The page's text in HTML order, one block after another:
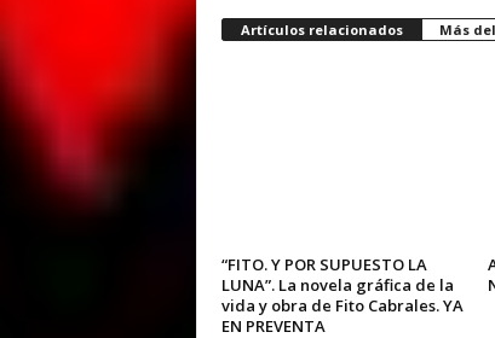
Artículos relacionados Más
“FITO. Y POR SUPUESTO LA
LUNA”. La novela gráfica de la
vida y obra de Fito Cabrales. YA
EN PREVENTA